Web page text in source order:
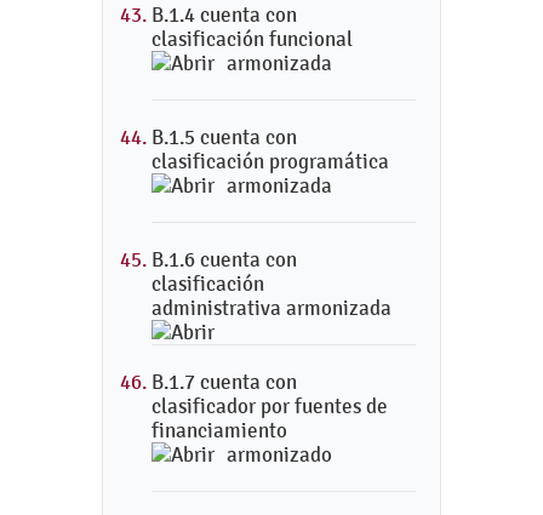
B.1.4 cuenta con
clasificación funcional
armonizada
B.1.5 cuenta con
clasificación programática
armonizada
B.1.6 cuenta con
clasificación
administrativa armonizada
B.1.7 cuenta con
clasificador por fuentes de
financiamiento
armonizado